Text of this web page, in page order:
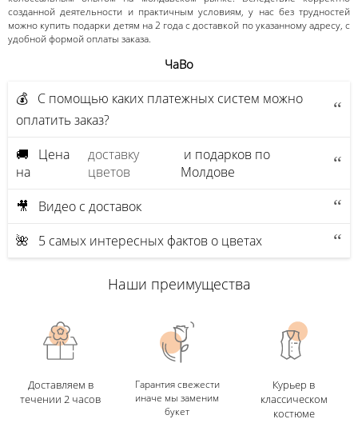
созданной деятельности и практичным условиям, у нас без трудностей
можно купить подарки детям на 2 года с доставкой по указанному адресу, с
удобной формой оплаты заказа.
ЧаВо
💰 С помощью каких платежных систем можно
оплатить заказ?
🚚 Цена
на
доставку
цветов
и подарков по
Молдове
🎥 Видео с доставок
🌺 5 самых интересных фактов о цветах
Наши преимущества
Доставляем в
течении 2 часов
Гарантия свежести
иначе мы заменим
букет
Курьер в
классическом
костюме